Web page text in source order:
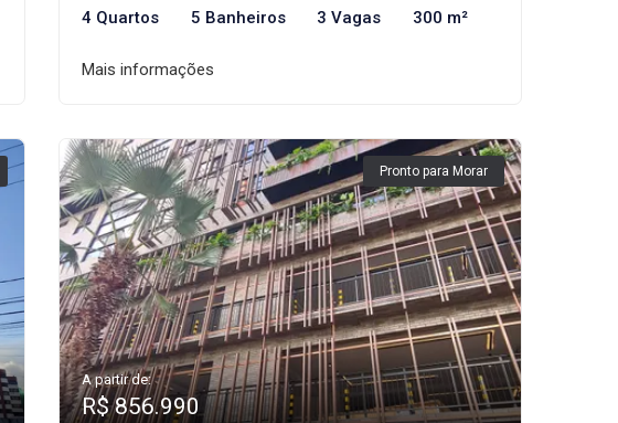
4 Quartos 5 Banheiros 3 Vagas 300 m²
Mais informações
Pronto para Morar
A partir de:
R$ 856.990